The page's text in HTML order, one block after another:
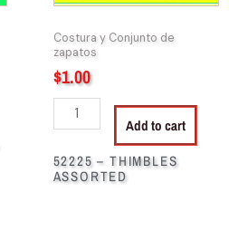
Costura y Conjunto de
zapatos
$1.00
Add to cart
52225 – THIMBLES
ASSORTED